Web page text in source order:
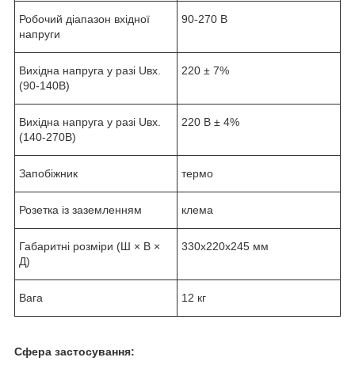
Робочий діапазон вхідної
напруги
90-270 В
Вихідна напруга у разі Uвх.
(90-140В)
220 ± 7%
Вихідна напруга у разі Uвх.
(140-270В)
220 В ± 4%
Запобіжник термо
Розетка із заземленням клема
Габаритні розміри (Ш × В ×
Д)
330х220х245 мм
Вага 12 кг
Сфера застосування: